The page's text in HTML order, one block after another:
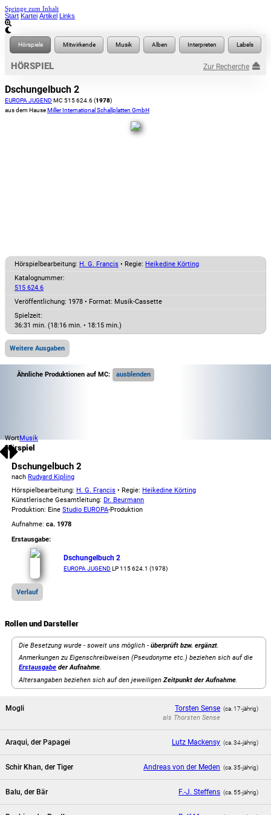
Springe zum Inhalt
Start Kartei Artikel Links
HÖRSPIEL Zur Recherche
Dschungelbuch 2
EUROPA JUGEND MC 515 624.6 (1978)
aus dem Hause Miller International Schallplatten GmbH
Hörspielbearbeitung: H. G. Francis • Regie: Heikedine Körting
Katalognummer:
515 624.6
Veröffentlichung: 1978 • Format: Musik-Cassette
Spielzeit:
36:31 min. (18:16 min. • 18:15 min.)
Weitere Ausgaben
Ähnliche Produktionen auf MC:
WortMusik
Hörspiel
Dschungelbuch 2
nachRudyard Kipling
Hörspielbearbeitung:H. G. Francis • Regie:Heikedine Körting
Künstlerische Gesamtleitung:Dr. Beurmann
Produktion: EineStudio EUROPA-Produktion
Aufnahme:ca. 1978
Erstausgabe:
Dschungelbuch 2
EUROPA JUGEND LP 115 624.1 (1978)
Verlauf
Rollen und Darsteller
Die Besetzung wurde - soweit uns möglich -überprüft bzw. ergänzt.
Anmerkungen zu Eigenschreibweisen (Pseudonyme etc.) beziehen sich auf die
Erstausgabe der Aufnahme.
Altersangaben beziehen sich auf den jeweiligenZeitpunkt der Aufnahme.
Mogli Torsten Sense
als Thorsten Sense
(ca. 17‑jährig)
Araqui, der Papagei Lutz Mackensy (ca. 34‑jährig)
Schir Khan, der Tiger Andreas von der Meden (ca. 35‑jährig)
Balu, der Bär F.-J. Steffens (ca. 55‑jährig)